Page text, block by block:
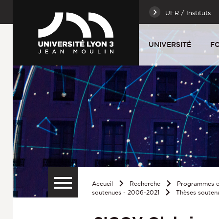
UFR / Instituts
UNIVERSITÉ
Accueil Recherche
Programmes
soutenues - 2006-2021
Thèses